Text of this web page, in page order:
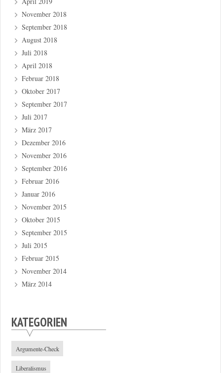
November 2018
September 2018
August 2018
Juli 2018
April 2018
Februar 2018
Oktober 2017
September 2017
Juli 2017
März 2017
Dezember 2016
November 2016
September 2016
Februar 2016
Januar 2016
November 2015
Oktober 2015
September 2015
Juli 2015
Februar 2015
November 2014
März 2014
KATEGORIEN
Argumente-Check
Liberalismus